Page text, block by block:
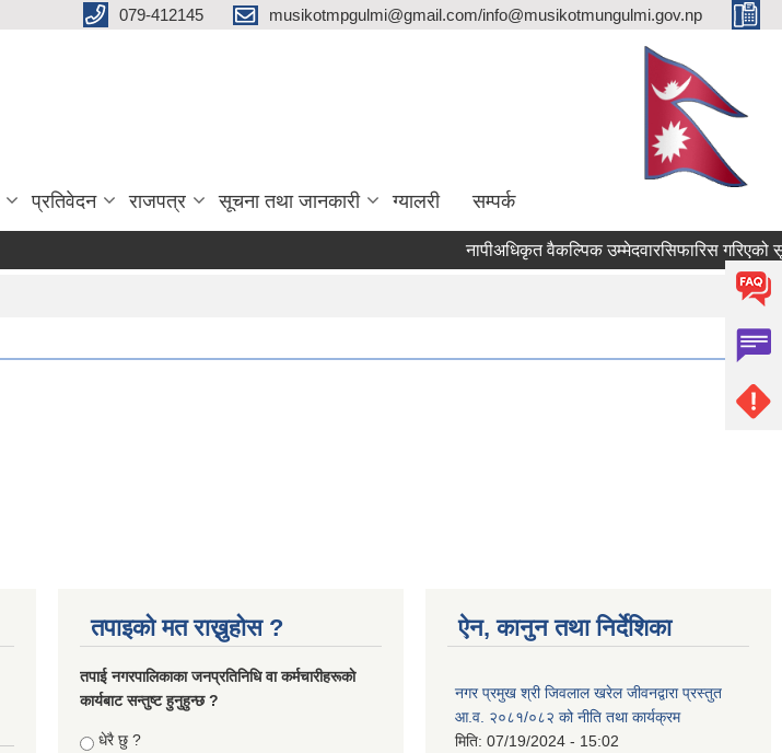
079-412145 musikotmpgulmi@gmail.com/info@musikotmungulmi.gov.np
प्रतिवेदन राजपत्र सूचना तथा जानकारी ग्यालरी सम्पर्क
नापीअधिकृत वैकल्पिक उम्मेदवारसिफारिस गरिएको
तपाइको मत राख्नुहोस ?
तपा‌ई नगरपालिकाका जनप्रतिनिधि वा कर्मचारीहरूकाे
कार्यबाट सन्तुष्ट हुनुहुन्छ ?
Choices
धेरै छु ?
ऐन, कानुन तथा निर्देशिका
नगर प्रमुख श्री जिवलाल खरेल जीवनद्वारा प्रस्तुत
आ.व. २०८१/०८२ को नीति तथा कार्यक्रम
मिति: 07/19/2024 - 15:02